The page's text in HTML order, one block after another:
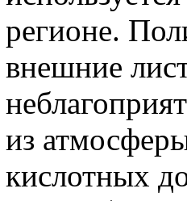
регионе.
внешние
из
кислотных